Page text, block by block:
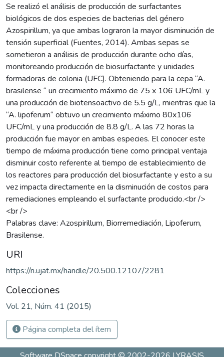
Se realizó el análisis de producción de surfactantes
biológicos de dos especies de bacterias del género
Azospirillum, ya que ambas lograron la mayor disminución de
tensión superficial (Fuentes, 2014). Ambas sepas se
sometieron a análisis de producción durante ocho días,
monitoreando producción de biosurfactante y unidades
formadoras de colonia (UFC). Obteniendo para la cepa “A.
brasilense “ un crecimiento máximo de 75 x 106 UFC/mL y
una producción de biotensoactivo de 5.5 g/L, mientras que la
“A. lipoferum“ obtuvo un crecimiento máximo 80x106
UFC/mL y una producción de 8.8 g/L. A las 72 horas la
producción fue mayor en ambas especies. El conocer este
tiempo de máxima producción tiene como principal ventaja
disminuir costo referente al tiempo de establecimiento de
los reactores para producción del biosurfactante y esto a su
vez impacta directamente en la disminución de costos para
remediaciones empleando el surfactante producido.<br />
<br />
Palabras clave: Azospirillum, Biorremediación, Lipoferum,
Brasilense.
URI
https://ri.ujat.mx/handle/20.500.12107/2281
Colecciones
Vol. 21, Núm. 41 (2015)
Página completa del ítem